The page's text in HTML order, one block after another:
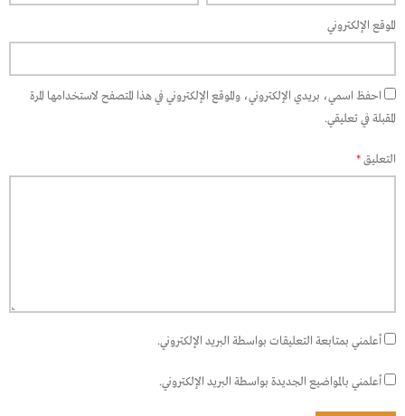
الموقع الإلكتروني
احفظ اسمي، بريدي الإلكتروني، والموقع الإلكتروني في هذا المتصفح لاستخدامها المرة
المقبلة في تعليقي.
التعليق*
أعلمني بمتابعة التعليقات بواسطة البريد الإلكتروني.
أعلمني بالمواضيع الجديدة بواسطة البريد الإلكتروني.